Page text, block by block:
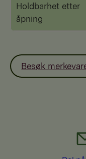
Holdbarhet etter
åpning
Besøk